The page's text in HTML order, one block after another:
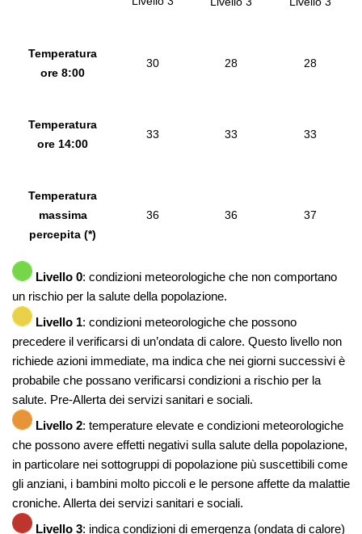
Temperatura
ore 8:00
30 28 28
Temperatura
ore 14:00
33 33 33
Temperatura
massima
percepita (*)
36 36 37
Livello 0: condizioni meteorologiche che non comportano
un rischio per la salute della popolazione.
Livello 1: condizioni meteorologiche che possono
precedere il verificarsi di un’ondata di calore. Questo livello non
richiede azioni immediate, ma indica che nei giorni successivi è
probabile che possano verificarsi condizioni a rischio per la
salute. Pre-Allerta dei servizi sanitari e sociali.
Livello 2: temperature elevate e condizioni meteorologiche
che possono avere effetti negativi sulla salute della popolazione,
in particolare nei sottogruppi di popolazione più suscettibili come
gli anziani, i bambini molto piccoli e le persone affette da malattie
croniche. Allerta dei servizi sanitari e sociali.
Livello 3: indica condizioni di emergenza (ondata di calore)